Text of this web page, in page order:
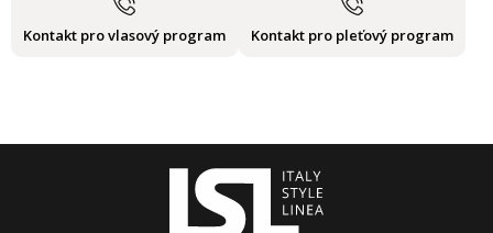
Kontakt pro vlasový program Kontakt pro pleťový program